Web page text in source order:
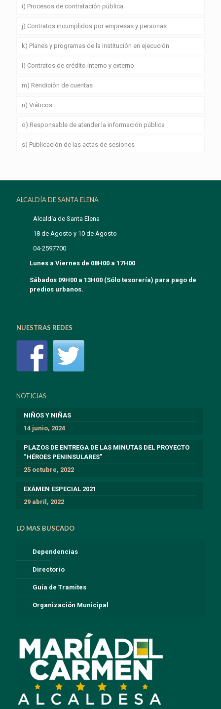
i) Procesos de contratación pública
j) Contratos incumplidos por empresas y personas
k) Planes y programas de la institución en ejecución
l) Contratos de crédito interno y externo
m) Rendición de cuentas
n) Viáticos
o) Responsable de atender la información pública
s) Publicación de las actas de sesiones
ALCALDÍA DE SANTA ELENA
Alcaldía de Santa Elena
18 de Agosto y 10 de Agosto
04-2597700
Lunes a Viernes de 08H00 a 17H00
Sábados 09H00 a 13H00 (Sólo tesorería) para pago de
predios urbanos.
NUESTRAS REDES
NOTICIAS
NIÑOS Y NIÑAS
14 junio, 2024
PLAZOS DE ENTREGA DE LAS MINUTAS DEL PROYECTO
“HÉROES PENINSULARES”
25 octubre, 2022
EXÁMEN ESPECIAL 2021
29 abril, 2022
LO MAS BUSCADO
Dependencias
Directorio
Guía de Tramites
Organización Municipal